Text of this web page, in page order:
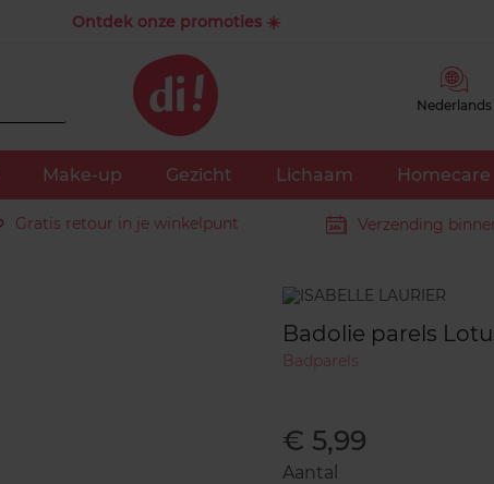
Ontdek onze promoties ☀️
Nederlands
Make-up Gezicht Lichaam Homecare
Gratis retour in je winkelpunt Verzending
Merk
Badolie parels
Badparels
€ 5,99
Aantal